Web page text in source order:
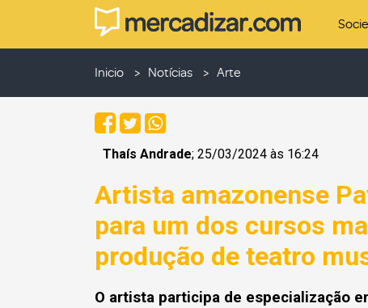
Inicio Notícias Arte
Thaís Andrade; 25/03/2024 às 16:24
Artista amazonense
para um dos cursos
produção de teatro
O artista participa de especialização